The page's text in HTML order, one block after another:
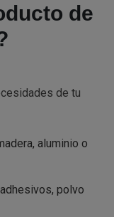
de
de tu
aluminio o
polvo